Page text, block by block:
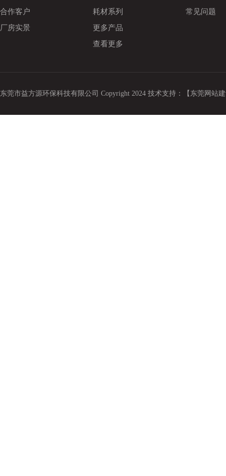
合作客户
厂房实景
耗材系列
更多产品
查看更多
常见问题
东莞市益方源环保科技有限公司 Copyright 2024 技术支持： 【东莞网站